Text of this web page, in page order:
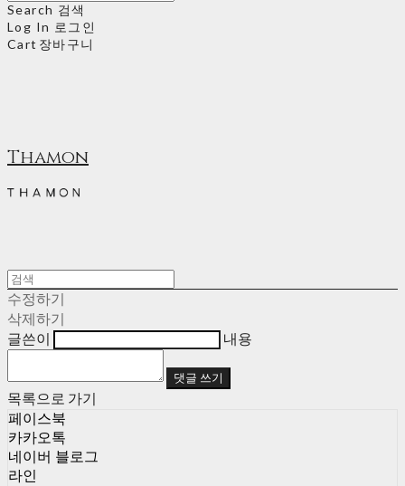
Search 검색
Log In 로그인
Cart 장바구니
Thamon
수정하기
삭제하기
글쓴이
내용
댓글 쓰기
목록으로 가기
페이스북
카카오톡
네이버 블로그
라인